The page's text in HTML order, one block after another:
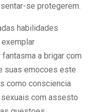
se protegerem.
habilidades
a brigar com
suas emocoes este
como consciencia
com assesto